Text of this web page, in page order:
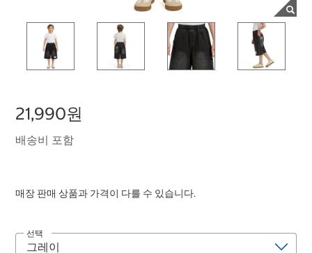
21,990원
배송비 포함
매장 판매 상품과 가격이 다를 수 있습니다.
선택